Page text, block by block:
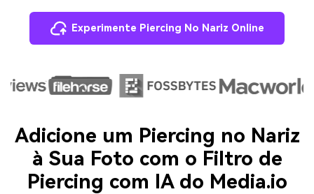
Experimente Piercing No Nariz Online
Adicione um Piercing no Nariz
à Sua Foto com o Filtro de
Piercing com IA do Media.io